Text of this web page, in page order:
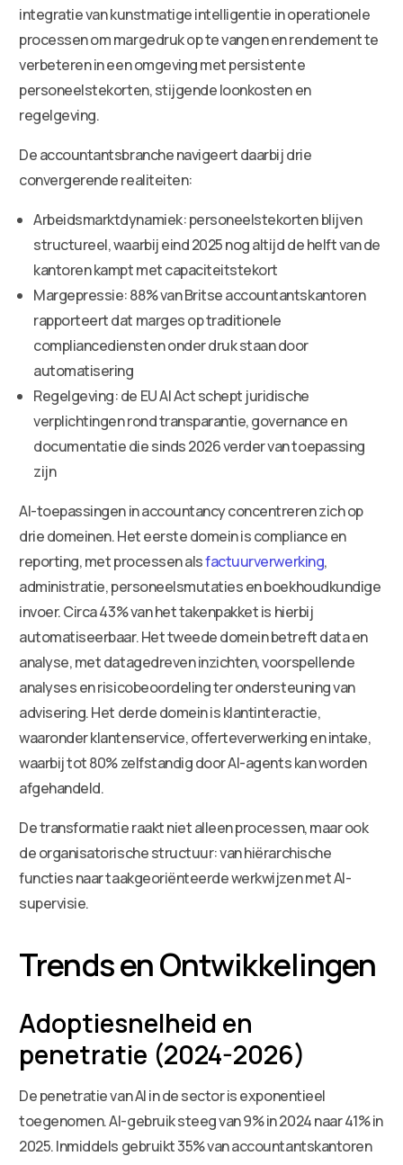
integratie van kunstmatige intelligentie in operationele
processen om margedruk op te vangen en rendement te
verbeteren in een omgeving met persistente
personeelstekorten, stijgende loonkosten en
regelgeving.
De accountantsbranche navigeert daarbij drie
convergerende realiteiten:
Arbeidsmarktdynamiek: personeelstekorten blijven
structureel, waarbij eind 2025 nog altijd de helft van de
kantoren kampt met capaciteitstekort
Margepressie: 88% van Britse accountantskantoren
rapporteert dat marges op traditionele
compliancediensten onder druk staan door
automatisering
Regelgeving: de EU AI Act schept juridische
verplichtingen rond transparantie, governance en
documentatie die sinds 2026 verder van toepassing
zijn
AI-toepassingen in accountancy concentreren zich op
drie domeinen. Het eerste domein is compliance en
reporting, met processen alsfactuurverwerking,
administratie, personeelsmutaties en boekhoudkundige
invoer. Circa 43% van het takenpakket is hierbij
automatiseerbaar. Het tweede domein betreft data en
analyse, met datagedreven inzichten, voorspellende
analyses en risicobeoordeling ter ondersteuning van
advisering. Het derde domein is klantinteractie,
waaronder klantenservice, offerteverwerking en intake,
waarbij tot 80% zelfstandig door AI-agents kan worden
afgehandeld.
De transformatie raakt niet alleen processen, maar ook
de organisatorische structuur: van hiërarchische
functies naar taakgeoriënteerde werkwijzen met AI-
supervisie.
Trends en Ontwikkelingen
Adoptiesnelheid en
penetratie (2024-2026)
De penetratie van AI in de sector is exponentieel
toegenomen. AI-gebruik steeg van 9% in 2024 naar 41% in
2025. Inmiddels gebruikt 35% van accountantskantoren